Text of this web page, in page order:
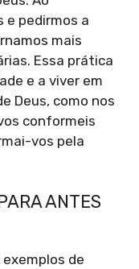
e pedirmos a
mais
Essa prática
e a viver em
Deus, como nos
conformeis
vos pela
ANTES
de